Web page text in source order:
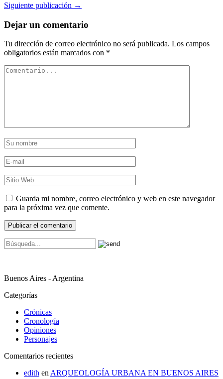
Siguiente publicación →
Dejar un comentario
Tu dirección de correo electrónico no será publicada. Los campos
obligatorios están marcados con *
Guarda mi nombre, correo electrónico y web en este navegador
para la próxima vez que comente.
Buenos Aires - Argentina
Categorías
Crónicas
Cronología
Opiniones
Personajes
Comentarios recientes
edith en ARQUEOLOGÍA URBANA EN BUENOS AIRES